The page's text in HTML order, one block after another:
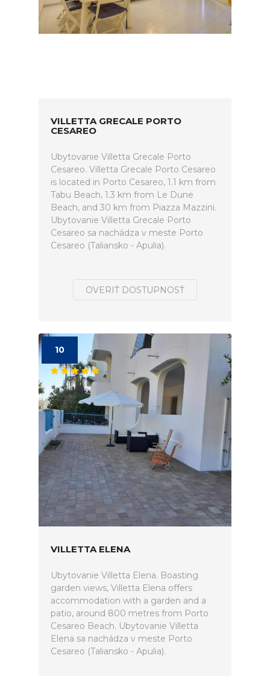
VILLETTA GRECALE PORTO
CESAREO
Ubytovanie Villetta Grecale Porto
Cesareo. Villetta Grecale Porto Cesareo
is located in Porto Cesareo, 1.1 km from
Tabu Beach, 1.3 km from Le Dune
Beach, and 30 km from Piazza Mazzini.
Ubytovanie Villetta Grecale Porto
Cesareo sa nachádza v meste Porto
Cesareo (Taliansko - Apulia).
OVERIŤ DOSTUPNOSŤ
10
VILLETTA ELENA
Ubytovanie Villetta Elena. Boasting
garden views, Villetta Elena offers
accommodation with a garden and a
patio, around 800 metres from Porto
Cesareo Beach. Ubytovanie Villetta
Elena sa nachádza v meste Porto
Cesareo (Taliansko - Apulia).